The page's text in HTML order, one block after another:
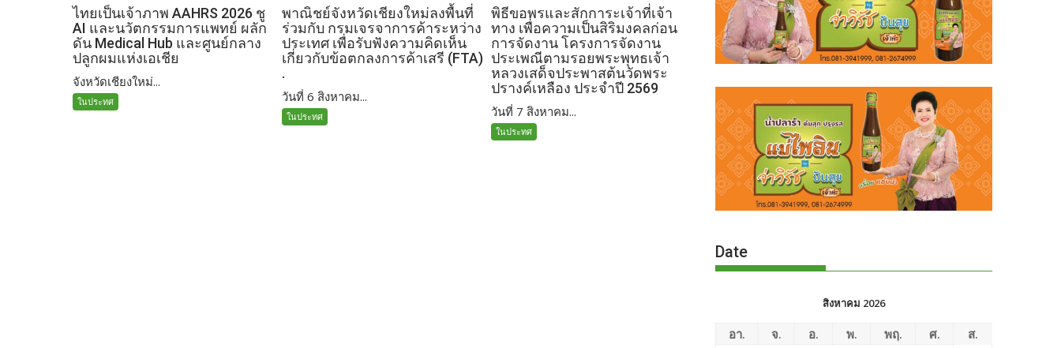
ไทยเป็นเจ้าภาพ AAHRS 2026 ชู
AI และนวัตกรรมการแพทย์ ผลัก
ดัน Medical Hub และศูนย์กลาง
ปลูกผมแห่งเอเชีย
จังหวัดเชียงใหม่...
ในประทศ
พาณิชย์จังหวัดเชียงใหม่ลงพื้นที่
ร่วมกับ กรมเจรจาการค้าระหว่าง
ประเทศ เพื่อรับฟังความคิดเห็น
เกี่ยวกับข้อตกลงการค้าเสรี (FTA)
.
วันที่ 6 สิงหาคม...
ในประทศ
พิธีขอพรและสักการะเจ้าที่เจ้า
ทาง เพื่อความเป็นสิริมงคลก่อน
การจัดงาน โครงการจัดงาน
ประเพณีตามรอยพระพุทธเจ้า
หลวงเสด็จประพาสต้นวัดพระ
ปรางค์เหลือง ประจำปี 2569
วันที่ 7 สิงหาคม...
ในประทศ
Date
สิงหาคม 2026
อา. จ. อ. พ. พฤ. ศ.
ส.